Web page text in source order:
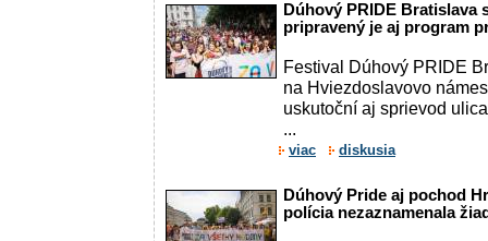
Dúhový PRIDE Bratislava
pripravený je aj program
Festival Dúhový PRIDE
na Hviezdoslavovo
uskutoční aj sprievod
...
viac diskusia
Dúhový Pride aj pochod
polícia nezaznamenala